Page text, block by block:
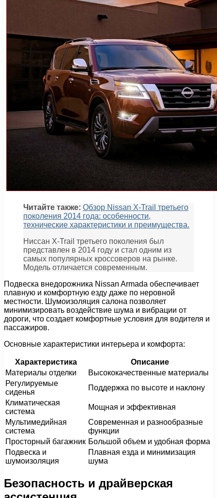
Читайте также: Обзор Nissan X-Trail третьего
поколения 2014 года: особенности,
технические характеристики и преимущества.
Ниссан X-Trail третьего поколения был
представлен в 2014 году и стал одним из
самых популярных кроссоверов на рынке.
Модель отличается современным.
Подвеска внедорожника Nissan Armada обеспечивает
плавную и комфортную езду даже по неровной
местности. Шумоизоляция салона позволяет
минимизировать воздействие шума и вибрации от
дороги, что создает комфортные условия для водителя и
пассажиров.
Основные характеристики интерьера и комфорта:
Характеристика
Описание
Материалы отделки
Высококачественные материалы
Регулируемые
сиденья
Поддержка по высоте и наклону
Климатическая
система
Мощная и эффективная
Мультимедийная
система
Современная и разнообразные
функции
Просторный багажник Большой объем и удобная форма
Подвеска и
шумоизоляция
Плавная езда и минимизация
шума
Безопасность и драйверская